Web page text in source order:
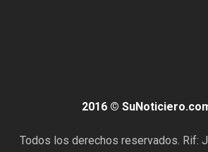
2016 ©
Todos los derechos reservados. Rif: